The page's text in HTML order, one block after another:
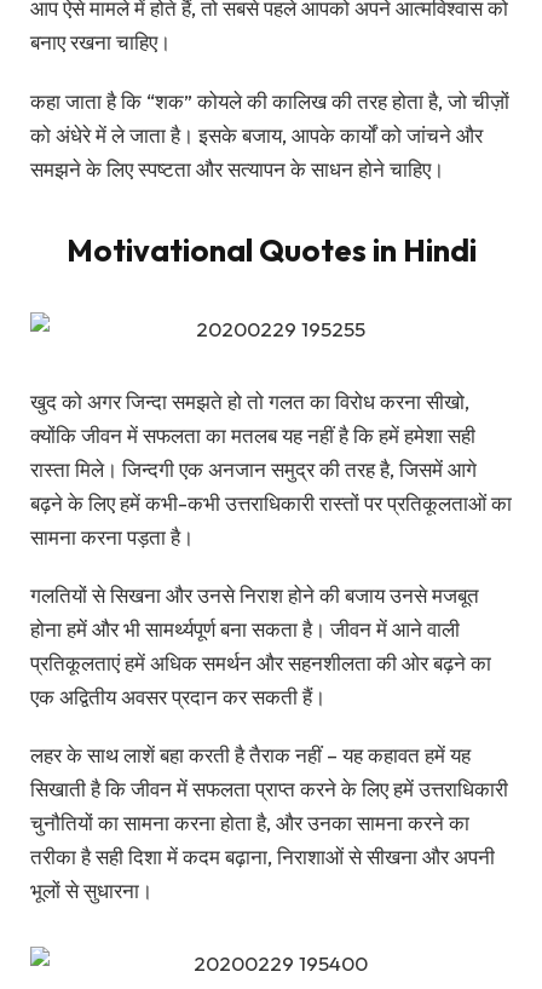
आप ऐसे मामले में होते हैं, तो सबसे पहले आपको अपने आत्मविश्वास को
बनाए रखना चाहिए।
कहा जाता है कि “शक” कोयले की कालिख की तरह होता है, जो चीज़ों
को अंधेरे में ले जाता है। इसके बजाय, आपके कार्यों को जांचने और
समझने के लिए स्पष्टता और सत्यापन के साधन होने चाहिए।
Motivational Quotes in Hindi
खुद को अगर जिन्दा समझते हो तो गलत का विरोध करना सीखो,
क्योंकि जीवन में सफलता का मतलब यह नहीं है कि हमें हमेशा सही
रास्ता मिले। जिन्दगी एक अनजान समुद्र की तरह है, जिसमें आगे
बढ़ने के लिए हमें कभी-कभी उत्तराधिकारी रास्तों पर प्रतिकूलताओं का
सामना करना पड़ता है।
गलतियों से सिखना और उनसे निराश होने की बजाय उनसे मजबूत
होना हमें और भी सामर्थ्यपूर्ण बना सकता है। जीवन में आने वाली
प्रतिकूलताएं हमें अधिक समर्थन और सहनशीलता की ओर बढ़ने का
एक अद्वितीय अवसर प्रदान कर सकती हैं।
लहर के साथ लाशें बहा करती है तैराक नहीं – यह कहावत हमें यह
सिखाती है कि जीवन में सफलता प्राप्त करने के लिए हमें उत्तराधिकारी
चुनौतियों का सामना करना होता है, और उनका सामना करने का
तरीका है सही दिशा में कदम बढ़ाना, निराशाओं से सीखना और अपनी
भूलों से सुधारना।